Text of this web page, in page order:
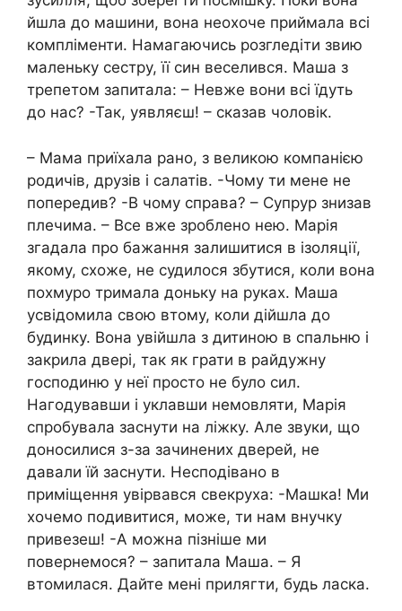
йшла до машини, вона неохоче приймала всі
компліменти. Намагаючись розгледіти звию
маленьку сестру, її син веселився. Маша з
трепетом запитала: – Невже вони всі їдуть
до нас? -Так, уявляєш! – сказав чоловік.
– Мама приїхала рано, з великою компанією
родичів, друзів і салатів. -Чому ти мене не
попередив? -В чому справа? – Супрур знизав
плечима. – Все вже зроблено нею. Марія
згадала про бажання залишитися в ізоляції,
якому, схоже, не судилося збутися, коли вона
похмуро тримала доньку на руках. Маша
усвідомила свою втому, коли дійшла до
будинку. Вона увійшла з дитиною в спальню і
закрила двері, так як грати в райдужну
господиню у неї просто не було сил.
Нагодувавши і уклавши немовляти, Марія
спробувала заснути на ліжку. Але звуки, що
доносилися з-за зачинених дверей, не
давали їй заснути. Несподівано в
приміщення увірвався свекруха: -Машка! Ми
хочемо подивитися, може, ти нам внучку
привезеш! -А можна пізніше ми
повернемося? – запитала Маша. – Я
втомилася. Дайте мені прилягти, будь ласка.